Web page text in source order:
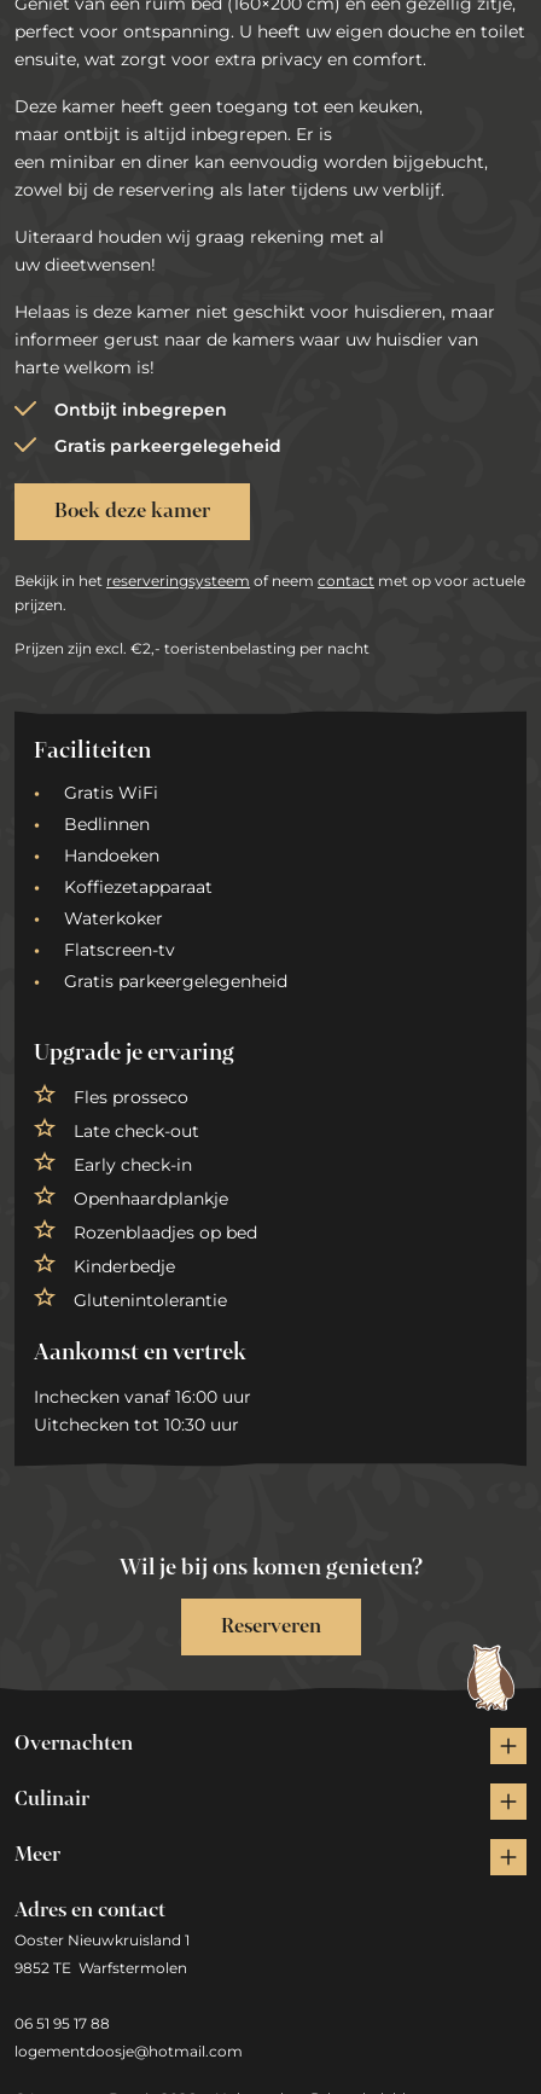
perfect voor ontspanning. U heeft uw eigen douche en toilet
ensuite, wat zorgt voor extra privacy en comfort.
Deze kamer heeft geen toegang tot een keuken,
maar ontbijt is altijd inbegrepen. Er is
een minibar en diner kan eenvoudig worden bijgebucht,
zowel bij de reservering als later tijdens uw verblijf.
Uiteraard houden wij graag rekening met al
uw dieetwensen!
Helaas is deze kamer niet geschikt voor huisdieren, maar
informeer gerust naar de kamers waar uw huisdier van
harte welkom is!
Ontbijt inbegrepen
Gratis parkeergelegeheid
Boek deze kamer
Bekijk in het reserveringsysteem of neem contact met op voor actuele
prijzen.
Prijzen zijn excl. €2,- toeristenbelasting per nacht
Faciliteiten
Gratis WiFi
Bedlinnen
Handoeken
Koffiezetapparaat
Waterkoker
Flatscreen-tv
Gratis parkeergelegenheid
Upgrade je ervaring
Fles prosseco
Late check-out
Early check-in
Openhaardplankje
Rozenblaadjes op bed
Kinderbedje
Glutenintolerantie
Aankomst en vertrek
Inchecken vanaf 16:00 uur
Uitchecken tot 10:30 uur
Wil je bij ons komen genieten?
Reserveren
Overnachten
Culinair
Meer
Adres en contact
Ooster Nieuwkruisland 1
9852 TE Warfstermolen
06 51 95 17 88
logementdoosje@hotmail.com